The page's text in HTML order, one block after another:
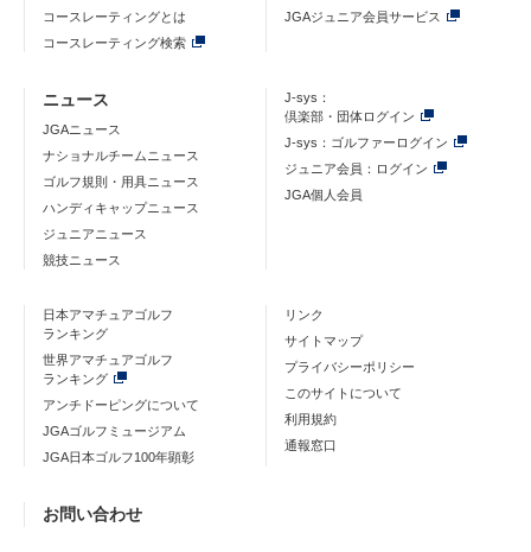
コースレーティングとは
コースレーティング検索
JGAジュニア会員サービス
ニュース
JGAニュース
ナショナルチームニュース
ゴルフ規則・用具ニュース
ハンディキャップニュース
ジュニアニュース
競技ニュース
J-sys：
倶楽部・団体ログイン
J-sys：ゴルファーログイン
ジュニア会員：ログイン
JGA個人会員
日本アマチュアゴルフ
ランキング
世界アマチュアゴルフ
ランキング
アンチドーピングについて
JGAゴルフミュージアム
JGA日本ゴルフ100年顕彰
リンク
サイトマップ
プライバシーポリシー
このサイトについて
利用規約
通報窓口
お問い合わせ